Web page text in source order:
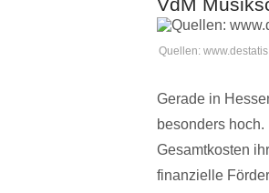
Quellen:
Gerade in
besonders
Gesamtkosten
finanzielle